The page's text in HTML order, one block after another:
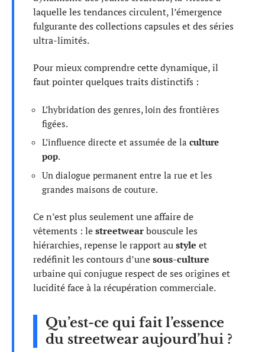
laquelle les tendances circulent, l’émergence
fulgurante des collections capsules et des séries
ultra-limités.
Pour mieux comprendre cette dynamique, il
faut pointer quelques traits distinctifs :
L’hybridation des genres, loin des frontières
figées.
L’influence directe et assumée de la culture
pop.
Un dialogue permanent entre la rue et les
grandes maisons de couture.
Ce n’est plus seulement une affaire de
vêtements : lestreetwearbouscule les
hiérarchies, repense le rapport austyle et
redéfinit les contours d’unesous-culture
urbaine qui conjugue respect de ses origines et
lucidité face à la récupération commerciale.
Qu’est-ce qui fait l’essence
du streetwear aujourd’hui ?